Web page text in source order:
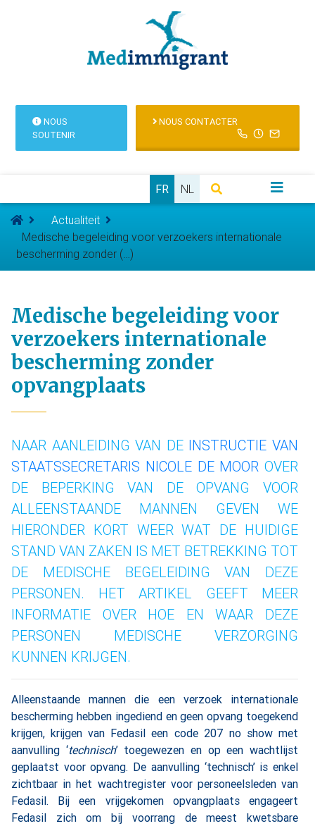
NOUS
SOUTENIR
NOUS CONTACTER
FR NL
Actualiteit
Medische begeleiding voor verzoekers internationale
bescherming zonder (…)
Medische begeleiding voor
verzoekers internationale
bescherming zonder
opvangplaats
NAAR AANLEIDING VAN DE INSTRUCTIE VAN
STAATSSECRETARIS NICOLE DE MOOR OVER
DE BEPERKING VAN DE OPVANG VOOR
ALLEENSTAANDE MANNEN GEVEN WE
HIERONDER KORT WEER WAT DE HUIDIGE
STAND VAN ZAKEN IS MET BETREKKING TOT
DE MEDISCHE BEGELEIDING VAN DEZE
PERSONEN. HET ARTIKEL GEEFT MEER
INFORMATIE OVER HOE EN WAAR DEZE
PERSONEN MEDISCHE VERZORGING
KUNNEN KRIJGEN.
Alleenstaande mannen die een verzoek internationale
bescherming hebben ingediend en geen opvang toegekend
krijgen, krijgen van Fedasil een code 207 no show met
aanvulling ‘technisch’ toegewezen en op een wachtlijst
geplaatst voor opvang. De aanvulling ‘technisch’ is enkel
zichtbaar in het wachtregister voor personeelsleden van
Fedasil. Bij een vrijgekomen opvangplaats engageert
Fedasil zich om bij voorrang de meest kwetsbare